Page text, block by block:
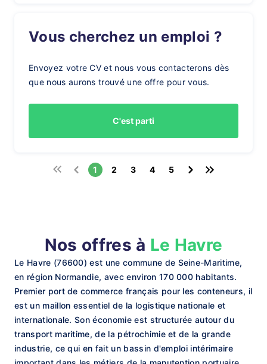
Vous cherchez un emploi ?
Envoyez votre CV et nous vous contacterons dès
que nous aurons trouvé une offre pour vous.
C'est parti
1 2 3 4 5
Nos offres à Le Havre
Le Havre (76600) est une commune de Seine-Maritime,
en région Normandie, avec environ 170 000 habitants.
Premier port de commerce français pour les conteneurs, il
est un maillon essentiel de la logistique nationale et
internationale. Son économie est structurée autour du
transport maritime, de la pétrochimie et de la grande
industrie, ce qui en fait un bassin d'emploi intérimaire